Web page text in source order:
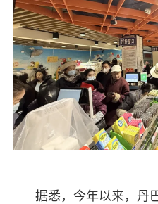
据悉，今年以来，丹